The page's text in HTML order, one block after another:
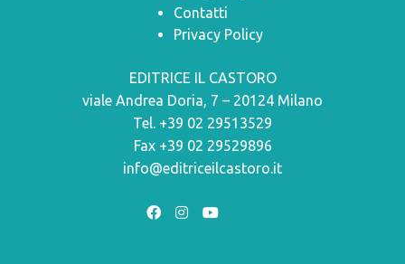
Contatti
Privacy Policy
EDITRICE IL CASTORO
viale Andrea Doria, 7 – 20124 Milano
Tel. +39 02 29513529
Fax +39 02 29529896
info@editriceilcastoro.it